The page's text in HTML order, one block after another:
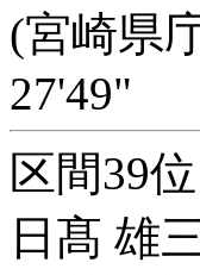
(宮崎県
27'49"
区間39位
日髙 雄